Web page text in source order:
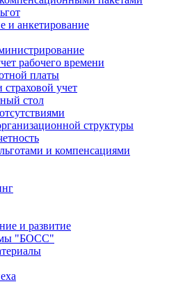
и анкетирование
рабочего времени
платы
учет
стол
структуры
и компенсациями
и развитие
"БОСС"